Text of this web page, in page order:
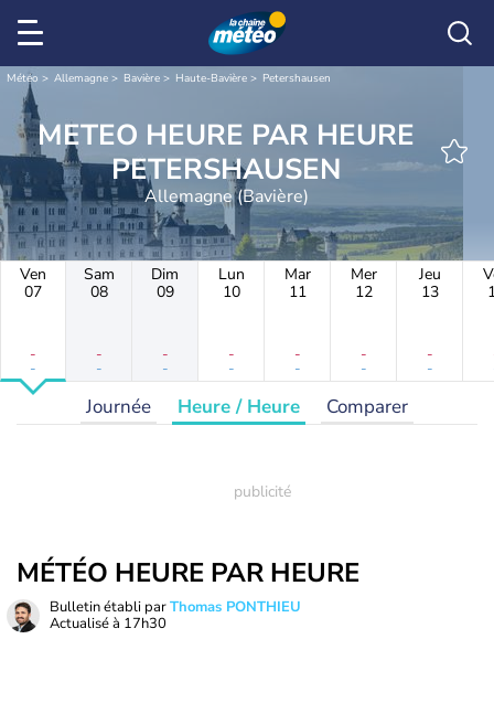
Météo Allemagne Bavière Haute-Bavière Petershausen
METEO HEURE PAR HEURE
PETERSHAUSEN
Allemagne (Bavière)
Ven
07
-
-
Sam
08
-
-
Dim
09
-
-
Lun
10
-
-
Mar
11
-
-
Mer
12
-
-
Jeu
13
-
-
Journée Heure / Heure Comparer
MÉTÉO HEURE PAR HEURE
Bulletin établi parThomas PONTHIEU
Actualisé à 17h30